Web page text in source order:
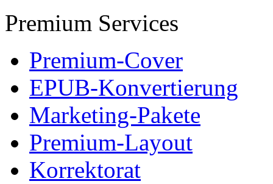
Premium Services
Premium-Cover
EPUB-Konvertierung
Marketing-Pakete
Premium-Layout
Korrektorat